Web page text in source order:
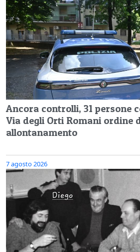
Ancora controlli, 31 persone
Via degli Orti Romani ordine
allontanamento
7 agosto 2026